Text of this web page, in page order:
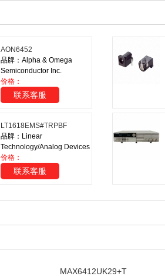
AON6452
品牌：Alpha & Omega
Semiconductor Inc.
价格：
联系客服
LT1618EMS#TRPBF
品牌：Linear
Technology/Analog Devices
价格：
联系客服
MAX6412UK29+T